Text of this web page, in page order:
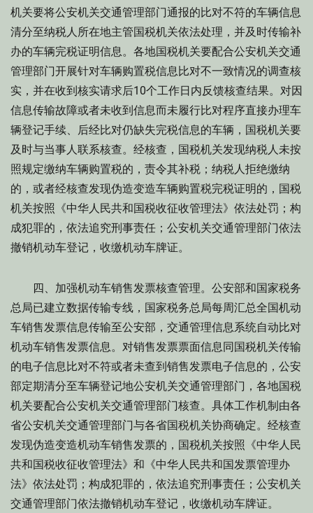
机关要将公安机关交通管理部门通报的比对不符的车辆信息
清分至纳税人所在地主管国税机关依法处理，并及时传输补
办的车辆完税证明信息。各地国税机关要配合公安机关交通
管理部门开展针对车辆购置税信息比对不一致情况的调查核
实，并在收到核实请求后10个工作日内反馈核查结果。对因
信息传输故障或者未收到信息而未履行比对程序直接办理车
辆登记手续、后经比对仍缺失完税信息的车辆，国税机关要
及时与当事人联系核查。经核查，国税机关发现纳税人未按
照规定缴纳车辆购置税的，责令其补税；纳税人拒绝缴纳
的，或者经核查发现伪造变造车辆购置税完税证明的，国税
机关按照《中华人民共和国税收征收管理法》依法处罚；构
成犯罪的，依法追究刑事责任；公安机关交通管理部门依法
撤销机动车登记，收缴机动车牌证。
四、加强机动车销售发票核查管理。公安部和国家税务
总局已建立数据传输专线，国家税务总局每周汇总全国机动
车销售发票信息传输至公安部，交通管理信息系统自动比对
机动车销售发票信息。对销售发票票面信息同国税机关传输
的电子信息比对不符或者未查到销售发票电子信息的，公安
部定期清分至车辆登记地公安机关交通管理部门，各地国税
机关要配合公安机关交通管理部门核查。具体工作机制由各
省公安机关交通管理部门与各省国税机关协商确定。经核查
发现伪造变造机动车销售发票的，国税机关按照《中华人民
共和国税收征收管理法》和《中华人民共和国发票管理办
法》依法处罚；构成犯罪的，依法追究刑事责任；公安机关
交通管理部门依法撤销机动车登记，收缴机动车牌证。